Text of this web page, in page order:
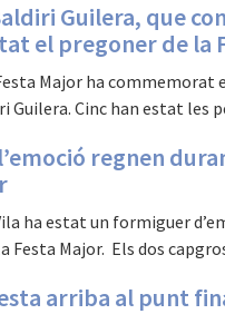
Guilera, que
el pregoner de la
Major ha commemorat
Cinc han estat les
regnen
ha estat un formiguer
Festa Major. Els dos
arriba al punt